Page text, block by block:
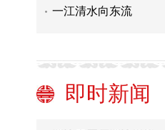
一江清水向东流
即时新闻
稳消费重在稳消费预期